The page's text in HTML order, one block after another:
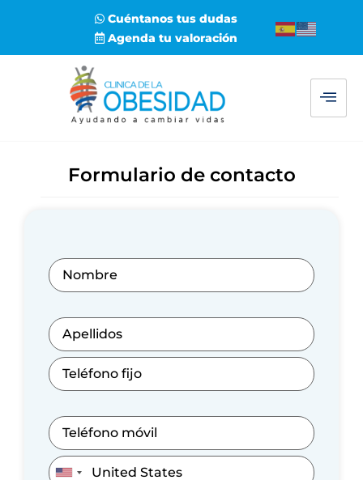
Cuéntanos tus dudas
Agenda tu valoración
Formulario de contacto